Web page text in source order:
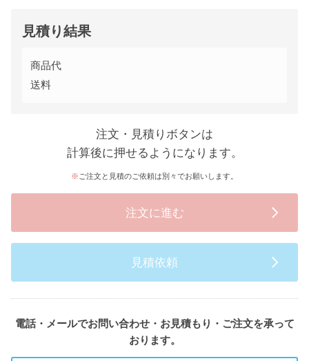
見積り結果
商品代
送料
注文・見積りボタンは
計算後に押せるようになります。
ご注文と見積のご依頼は別々でお願いします。
注文に進む
見積依頼
電話・メールでお問い合わせ・お見積もり・ご注文を承って
おります。